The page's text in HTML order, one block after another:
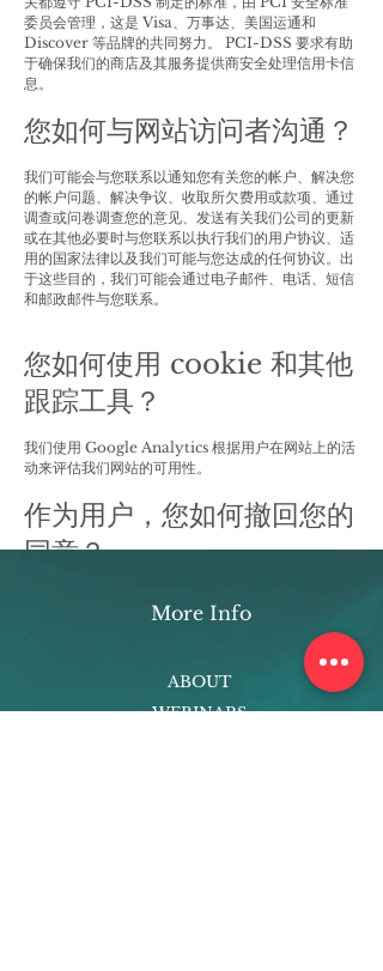
委员会管理，这是 Visa、万事达、美国运通和
Discover 等品牌的共同努力。 PCI-DSS 要求有助
于确保我们的商店及其服务提供商安全处理信用卡信
息。
您如何与网站访问者沟通？
我们可能会与您联系以通知您有关您的帐户、解决您
的帐户问题、解决争议、收取所欠费用或款项、通过
调查或问卷调查您的意见、发送有关我们公司的更新
或在其他必要时与您联系以执行我们的用户协议、适
用的国家法律以及我们可能与您达成的任何协议。出
于这些目的，我们可能会通过电子邮件、电话、短信
和邮政邮件与您联系。
您如何使用 cookie 和其他
跟踪工具？
我们使用 Google Analytics 根据用户在网站上的活
动来评估我们网站的可用性。​​
作为用户，您如何撤回您的
同意？
子邮件] 与我们联系或发送邮件至：
operations@harmonyplus.org]。​​
隐私政策更新
我们保留随时修改本隐私政策的权利，因此请经常查
More Info
ABOUT
WEBINARS